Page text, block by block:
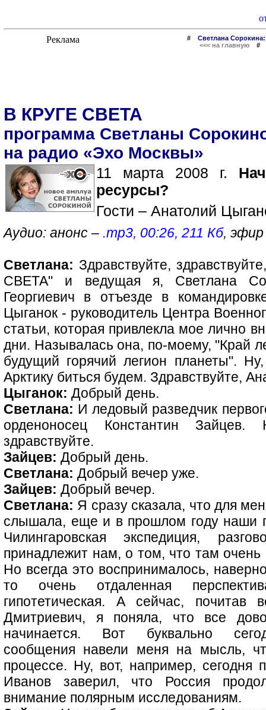
# Светлана
<<< на главную
В КРУГЕ СВЕТА
программа Светланы
на радио «Эхо Москвы»
11 марта 2008 г.
ресурсы?
Гости – Анатолий
Аудио: анонс – .mp3, 00:26, 211 Кб,
Светлана: Здравствуйте,
СВЕТА" и ведущая я, Светлана
Георгиевич в отъезде в
Цыганок - руководитель Центра
статьи, которая привлекла мое лично
дни. Называлась она, по-моему, "Край
будущий горячий легион планеты".
Арктику биться будем. Здравствуйте,
Цыганок: Добрый день.
Светлана: И ледовый разведчик
орденоносец Константин Зайцев.
здравствуйте.
Зайцев: Добрый день.
Светлана: Добрый вечер уже.
Зайцев: Добрый вечер.
Светлана: Я сразу сказала, что для
слышала, еще и в прошлом году наши
Чилингаровская экспедиция,
принадлежит нам, о том, что там
Но всегда это воспринималось,
то очень отдаленная
гипотетическая. А сейчас,
Дмитриевич, я поняла, что все
начинается. Вот буквально
сообщения навели меня на мысль,
процессе. Ну, вот, например, сегодня
Иванов заверил, что Россия
внимание полярным исследованиям.